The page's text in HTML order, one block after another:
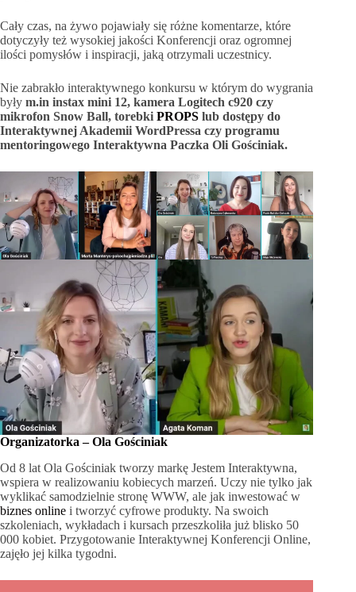
Cały czas, na żywo pojawiały się różne komentarze, które
dotyczyły też wysokiej jakości Konferencji oraz ogromnej
ilości pomysłów i inspiracji, jaką otrzymali uczestnicy.
Nie zabrakło interaktywnego konkursu w którym do wygrania
były m.in instax mini 12, kamera Logitech c920 czy
mikrofon Snow Ball, torebki PROPS lub dostępy do
Interaktywnej Akademii WordPressa czy programu
mentoringowego Interaktywna Paczka Oli Gościniak.
Organizatorka – Ola Gościniak
Od 8 lat Ola Gościniak tworzy markę Jestem Interaktywna,
wspiera w realizowaniu kobiecych marzeń. Uczy nie tylko jak
wyklikać samodzielnie stronę WWW, ale jak inwestować w
biznes online i tworzyć cyfrowe produkty. Na swoich
szkoleniach, wykładach i kursach przeszkoliła już blisko 50
000 kobiet. Przygotowanie Interaktywnej Konferencji Online,
zajęło jej kilka tygodni.